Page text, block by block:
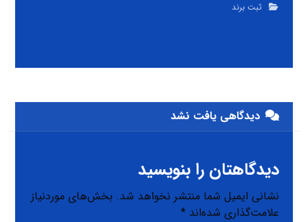
ثبت برند
دیدگاهی یافت نشد
دیدگاهتان را بنویسید
نشانی ایمیل شما منتشر نخواهد شد. بخش‌های موردنیاز
علامت‌گذاری شده‌اند*